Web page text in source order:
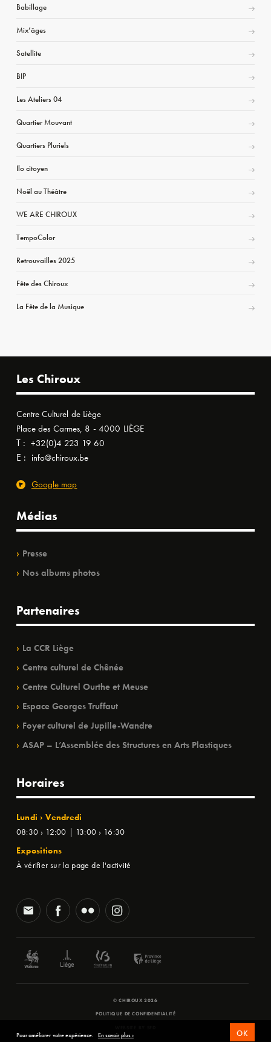
Babillage
Mix’âges
Satellite
BIP
Les Ateliers 04
Quartier Mouvant
Quartiers Pluriels
Ilo citoyen
Noël au Théâtre
WE ARE CHIROUX
TempoColor
Retrouvailles 2025
Fête des Chiroux
La Fête de la Musique
Les Chiroux
Centre Culturel de Liège
Place des Carmes, 8 - 4000 LIÈGE
T : +32(0)4 223 19 60
E : info@chiroux.be
Google map
Médias
Presse
Nos albums photos
Partenaires
La CCR Liège
Centre culturel de Chênée
Centre Culturel Ourthe et Meuse
Espace Georges Truffaut
Foyer culturel de Jupille-Wandre
ASAP – L’Assemblée des Structures en Arts Plastiques
Horaires
Lundi › Vendredi
08:30 › 12:00 | 13:00 › 16:30
Expositions
À vérifier sur la page de l'activité
© CHIROUX 2026
POLITIQUE DE CONFIDENTIALITÉ
Pour améliorer votre expérience. En savoir plus › OK